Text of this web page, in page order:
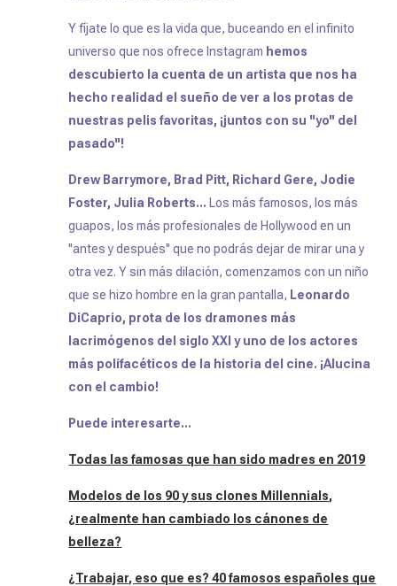
Y fíjate lo que es la vida que, buceando en el infinito
universo que nos ofrece Instagram hemos
descubierto la cuenta de un artista que nos ha
hecho realidad el sueño de ver a los protas de
nuestras pelis favoritas, ¡juntos con su ''yo'' del
pasado''!
Drew Barrymore, Brad Pitt, Richard Gere, Jodie
Foster, Julia Roberts... Los más famosos, los más
guapos, los más profesionales de Hollywood en un
''antes y después'' que no podrás dejar de mirar una y
otra vez. Y sin más dilación, comenzamos con un niño
que se hizo hombre en la gran pantalla, Leonardo
DiCaprio, prota de los dramones más
lacrimógenos del siglo XXI y uno de los actores
más polifacéticos de la historia del cine. ¡Alucina
con el cambio!
Puede interesarte...
Todas las famosas que han sido madres en 2019
Modelos de los 90 y sus clones Millennials,
¿realmente han cambiado los cánones de
belleza?
¿Trabajar, eso que es? 40 famosos españoles que